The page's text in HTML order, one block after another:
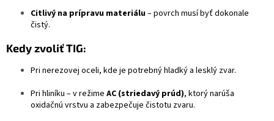
Citlivý na prípravu materiálu– povrch musí byť dokonale
čistý.
Kedy zvoliť TIG:
Pri nerezovej oceli, kde je potrebný hladký a lesklý zvar.
Pri hliníku – v režime AC (striedavý prúd), ktorý narúša
oxidačnú vrstvu a zabezpečuje čistotu zvaru.